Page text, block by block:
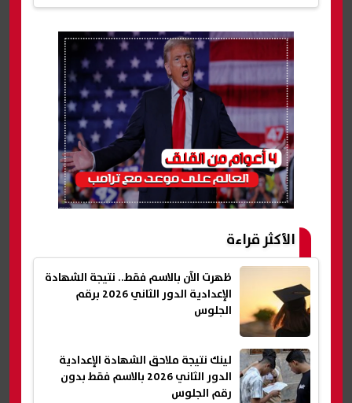
الأكثر قراءة
ظهرت الآن بالاسم فقط.. نتيجة الشهادة
الإعدادية الدور الثاني 2026 برقم
الجلوس
لينك نتيجة ملاحق الشهادة الإعدادية
الدور الثاني 2026 بالاسم فقط بدون
رقم الجلوس